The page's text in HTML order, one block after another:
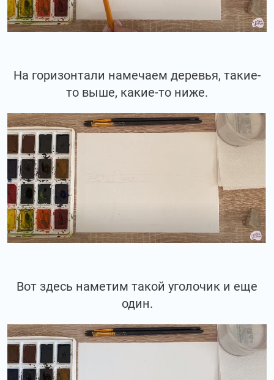
На горизонтали намечаем деревья, такие-
то выше, какие-то ниже.
Вот здесь наметим такой уголочик и еще
один.